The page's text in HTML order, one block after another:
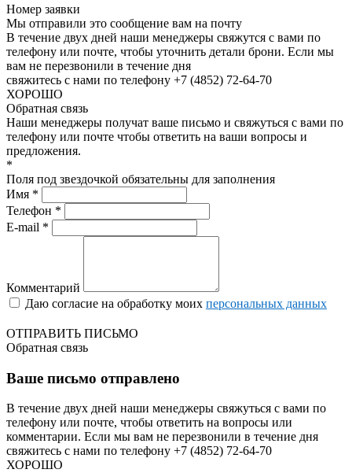
Номер заявки
Мы отправили это сообщение вам на почту
В течение двух дней наши менеджеры свяжутся с вами по
телефону или почте, чтобы уточнить детали брони. Если мы
вам не перезвонили в течение дня
свяжитесь с нами по телефону +7 (4852) 72-64-70
ХОРОШО
Обратная связь
Наши менеджеры получат ваше письмо и свяжуться с вами по
телефону или почте чтобы ответить на ваши вопросы и
предложения.
*
Поля под звездочкой обязательны для заполнения
Имя *
Телефон *
E-mail *
Комментарий
Даю согласие на обработку моих персональных данных
ОТПРАВИТЬ ПИСЬМО
Обратная связь
Ваше письмо отправлено
В течение двух дней наши менеджеры свяжуться с вами по
телефону или почте, чтобы ответить на вопросы или
комментарии. Если мы вам не перезвонили в течение дня
свяжитесь с нами по телефону +7 (4852) 72-64-70
ХОРОШО